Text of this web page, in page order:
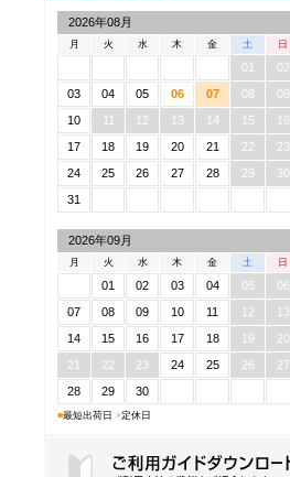
2026年08月
月 火 水 木 金 土 日
01
02
03
04 05 06 07 08
09
10
11 12 13 14 15
16
17
18 19 20 21 22
23
24
25 26 27 28 29
30
31
2026年09月
月 火 水 木 金 土 日
01 02 03 04 05
06
07
08 09 10 11 12
13
14
15 16 17 18 19
20
21
22 23 24 25 26
27
28
29 30
■最短出荷日 ■定休日